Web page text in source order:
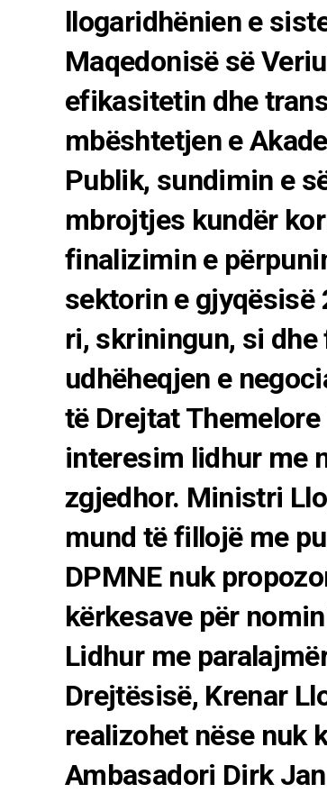
llogaridhënien e
Maqedonisë së
efikasitetin dhe
mbështetjen e
Publik, sundimin e
mbrojtjes kundër
finalizimin e
sektorin e gjyqësisë
ri, skriningun, si
udhëheqjen e
të Drejtat
interesim lidhur me
zgjedhor. Ministri
mund të fillojë me
DPMNE nuk
kërkesave për
Lidhur me
Drejtësisë, Krenar
realizohet nëse nuk
Ambasadori Dirk